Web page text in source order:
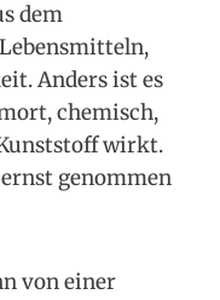
dem
Anders ist es
chemisch,
wirkt.
genommen
von einer